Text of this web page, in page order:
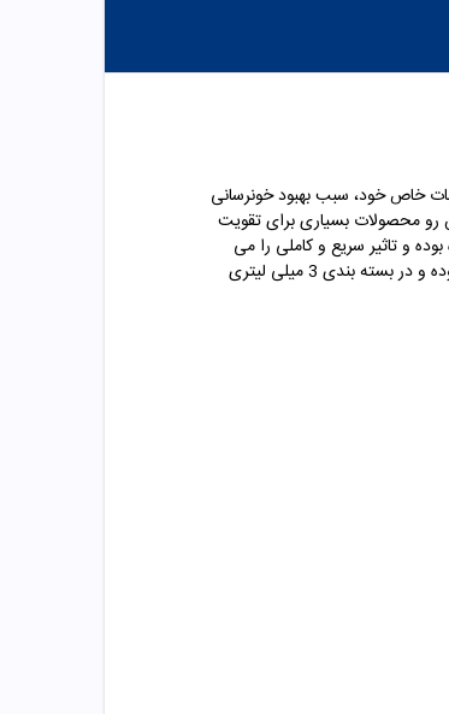
خاص خود، سبب بهبود خونرسانی
رو محصولات بسیاری برای تقویت
و تاثیر سریع و کاملی را می
با افزایش خونرسانی سطح پوست در نواحی ابرو، سبب تقویت ریشه مو ابرو ها میشود. این کرم ساخت ایران بوده و در بسته بندی 3 میلی لیتری